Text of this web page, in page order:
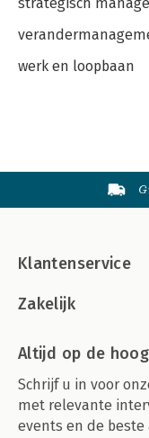
strategisch
werk en loopbaan
Klantenservice
Zakelijk
Altijd op de
Schrijf u in voor
met relevante
events en de beste